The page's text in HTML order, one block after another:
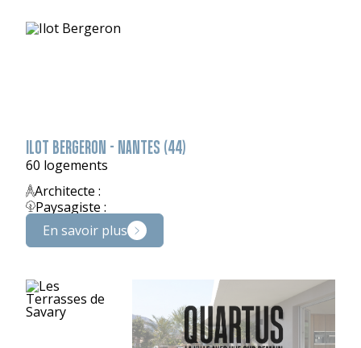
ILOT BERGERON - NANTES (44)
60 logements
Architecte :
Paysagiste :
En savoir plus